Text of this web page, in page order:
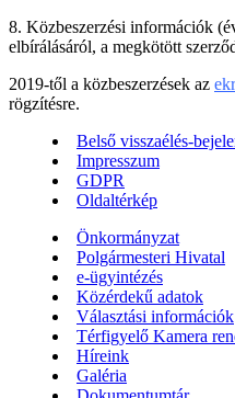
8. Közbeszerzési információk
elbírálásáról, a megkötött
2019-től a közbeszerzések az
rögzítésre.
Belső visszaélés-
Impresszum
GDPR
Oldaltérkép
Önkormányzat
Polgármesteri Hivatal
e-ügyintézés
Közérdekű adatok
Választási információk
Térfigyelő Kamera
Híreink
Galéria